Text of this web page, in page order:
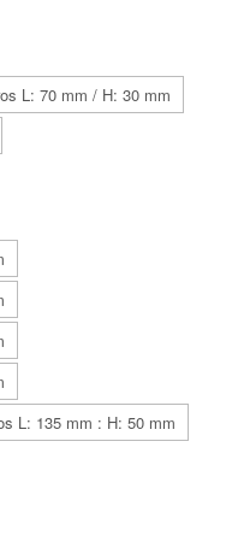
L: 70 mm / H: 30 mm
L: 135 mm : H: 50 mm